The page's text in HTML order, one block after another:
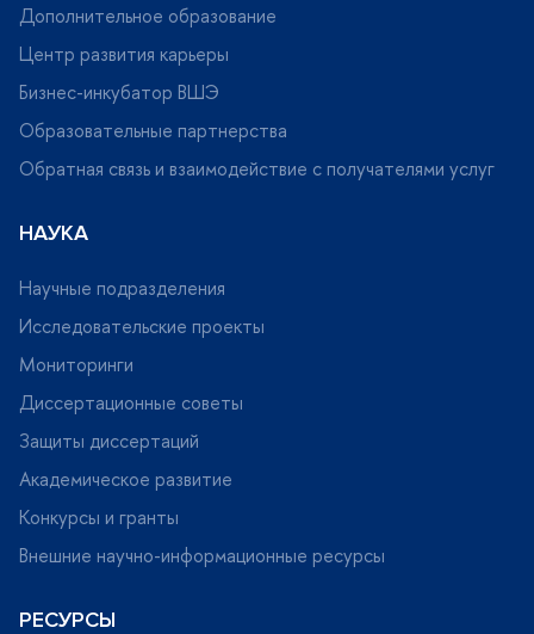
Дополнительное образование
Центр развития карьеры
Бизнес-инкубатор ВШЭ
Образовательные партнерства
Обратная связь и взаимодействие с получателями услу
НАУКА
Научные подразделения
Исследовательские проекты
Мониторинги
Диссертационные советы
Защиты диссертаций
Академическое развитие
Конкурсы и гранты
нешние научно-информационные ресурсы
РЕСУРСЫ